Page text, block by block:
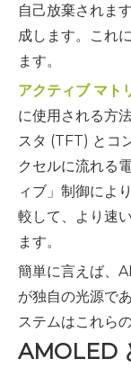
自己放棄されま
成します。これ
ます。
アクティブ マト
に使用される方
スタ (TFT) とコ
クセルに流れる
ィブ」制御によ
較して、より速
ます。
簡単に言えば、
が独自の光源で
ステムはこれら
AMOLED